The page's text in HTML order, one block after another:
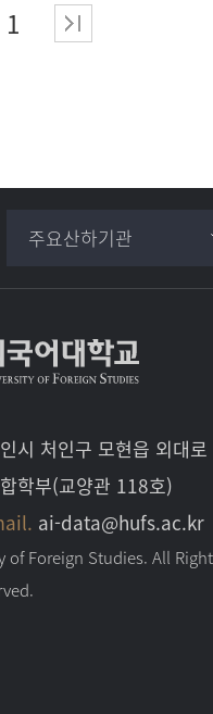
1
주요산하기관
시 처인구 모현읍 외대
학부(교양관 118호)
ai-data@hufs.ac.kr
Foreign Studies. All